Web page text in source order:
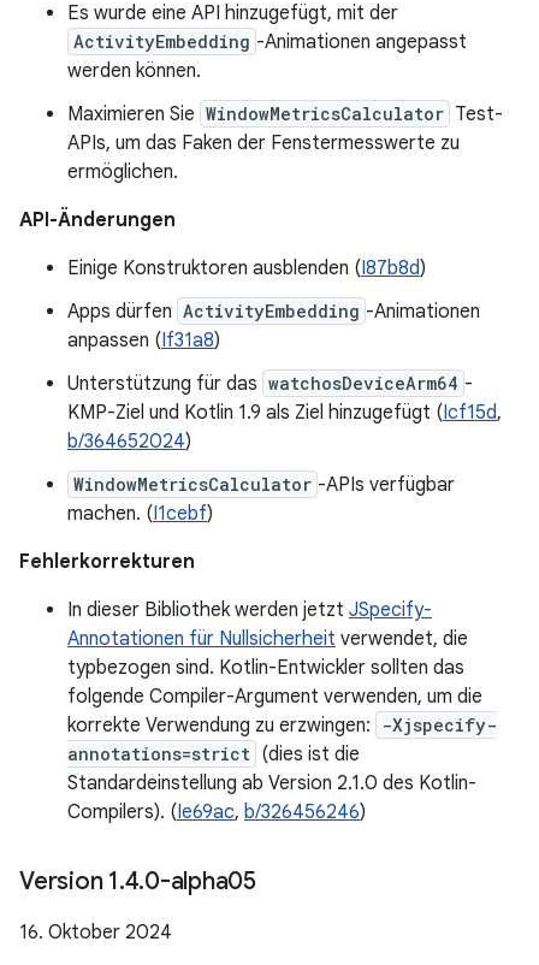
Es wurde eine API hinzugefügt, mit der
ActivityEmbedding -Animationen angepasst
werden können.
Maximieren Sie WindowMetricsCalculator Test-
APIs, um das Faken der Fenstermesswerte zu
ermöglichen.
API-Änderungen
Einige Konstruktoren ausblenden (I87b8d)
Apps dürfen ActivityEmbedding -Animationen
anpassen (If31a8)
Unterstützung für das watchosDeviceArm64 -
KMP-Ziel und Kotlin 1.9 als Ziel hinzugefügt (Icf15d,
b/364652024)
WindowMetricsCalculator -APIs verfügbar
machen. (I1cebf)
Fehlerkorrekturen
In dieser Bibliothek werden jetzt JSpecify-
Annotationen für Nullsicherheit verwendet, die
typbezogen sind. Kotlin-Entwickler sollten das
folgende Compiler-Argument verwenden, um die
korrekte Verwendung zu erzwingen:
-Xjspecify-
annotations=strict (dies ist die
Standardeinstellung ab Version 2.1.0 des Kotlin-
Compilers). (Ie69ac, b/326456246)
Version 1.4.0-alpha05
16. Oktober 2024